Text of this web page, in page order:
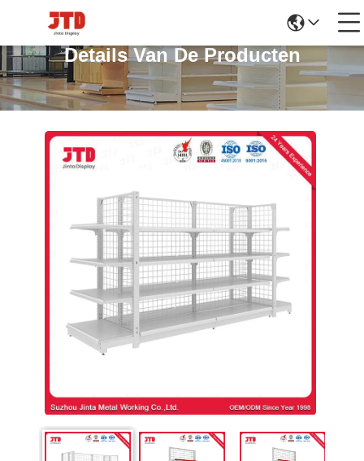
Details Van De Producten